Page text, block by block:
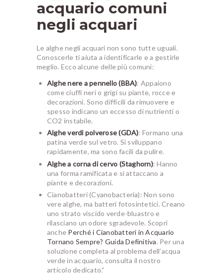
acquario comuni
negli acquari
Le alghe negli acquari non sono tutte uguali.
Conoscerle ti aiuta a identificarle e a gestirle
meglio. Ecco alcune delle più comuni:
Alghe nere a pennello (BBA): Appaiono
come ciuffi neri o grigi su piante, rocce e
decorazioni. Sono difficili da rimuovere e
spesso indicano un eccesso di nutrienti o
CO2 instabile.
Alghe verdi polverose (GDA): Formano una
patina verde sul vetro. Si sviluppano
rapidamente, ma sono facili da pulire.
Alghe a corna di cervo (Staghorn): Hanno
una forma ramificata e si attaccano a
piante e decorazioni.
Cianobatteri (Cyanobacteria): Non sono
vere alghe, ma batteri fotosintetici. Creano
uno strato viscido verde-bluastro e
rilasciano un odore sgradevole. Scopri
anche Perché i Cianobatteri in Acquario
Tornano Sempre? Guida Definitiva. Per una
soluzione completa al problema dell’acqua
verde in acquario, consulta il nostro
articolo dedicato.”